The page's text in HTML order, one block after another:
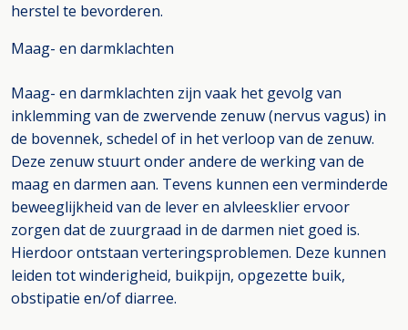
herstel te bevorderen.
Maag- en darmklachten
Maag- en darmklachten zijn vaak het gevolg van
inklemming van de zwervende zenuw (nervus vagus) in
de bovennek, schedel of in het verloop van de zenuw.
Deze zenuw stuurt onder andere de werking van de
maag en darmen aan. Tevens kunnen een verminderde
beweeglijkheid van de lever en alvleesklier ervoor
zorgen dat de zuurgraad in de darmen niet goed is.
Hierdoor ontstaan verteringsproblemen. Deze kunnen
leiden tot winderigheid, buikpijn, opgezette buik,
obstipatie en/of diarree.